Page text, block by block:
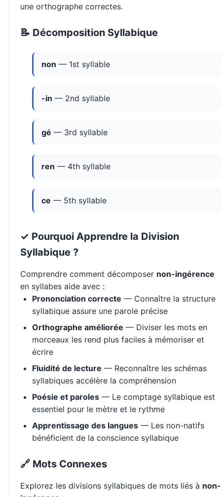
une orthographe correctes.
📝 Décomposition Syllabique
non — 1st syllable
-in — 2nd syllable
gé — 3rd syllable
ren — 4th syllable
ce — 5th syllable
✓ Pourquoi Apprendre la Division
Syllabique ?
Comprendre comment décomposer non-ingérence
en syllabes aide avec :
Prononciation correcte — Connaître la structure
syllabique assure une parole précise
Orthographe améliorée — Diviser les mots en
morceaux les rend plus faciles à mémoriser et
écrire
Fluidité de lecture — Reconnaître les schémas
syllabiques accélère la compréhension
Poésie et paroles — Le comptage syllabique est
essentiel pour le mètre et le rythme
Apprentissage des langues — Les non-natifs
bénéficient de la conscience syllabique
🔗 Mots Connexes
Explorez les divisions syllabiques de mots liés à non-